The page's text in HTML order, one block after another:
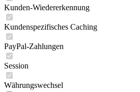
Kunden-Wiedererkennung
Kundenspezifisches Caching
PayPal-Zahlungen
Session
Währungswechsel